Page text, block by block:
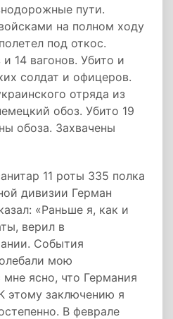
пути.
на полном ходу
под откос.
14 вагонов. Убито и
солдат и офицеров.
отряда из
обоз. Убито 19
обоза. Захвачены
11 роты 335 полка
дивизии Герман
«Раньше я, как и
верил в
События
мою
ясно, что Германия
этому заключению я
В феврале